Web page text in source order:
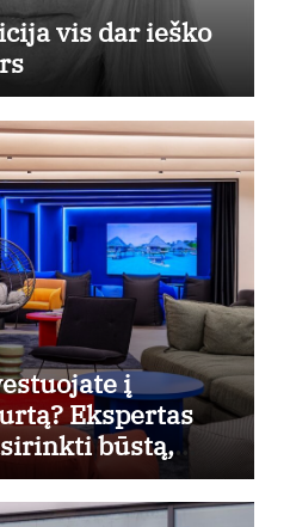
vis dar ieško
į
Ekspertas
būstą,